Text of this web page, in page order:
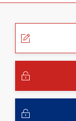
こ